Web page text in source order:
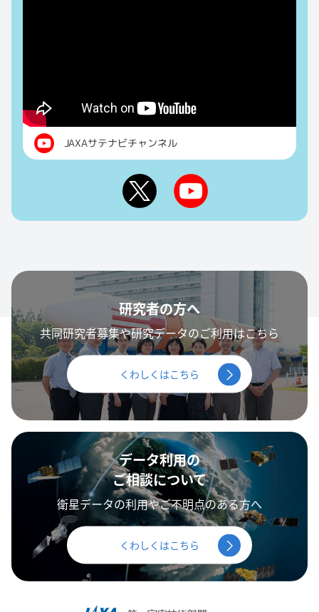
JAXAサテナビチャンネル
研究者の方へ
共同研究者募集や研究データのご利用はこちら
くわしくはこちら
データ利用の
ご相談について
衛星データの利用やご不明点のある方へ
くわしくはこちら